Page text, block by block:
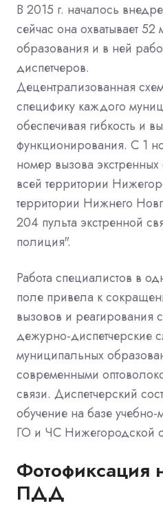
В 2015 г. началось
сейчас она охватывает
образования и в ней
диспетчеров.
Децентрализованная
специфику каждого
обеспечивая гибкость и
функционирования. С 1
номер вызова
всей территории
территории Нижнего
204 пульта экстренной
полиция".
Работа специалистов в
поле привела к
вызовов и реагирования
дежурно-
муниципальных
современными
связи. Диспетчерский
обучение на базе учебно-
ГО и ЧС Нижегородской
Фотофиксация
ПДД